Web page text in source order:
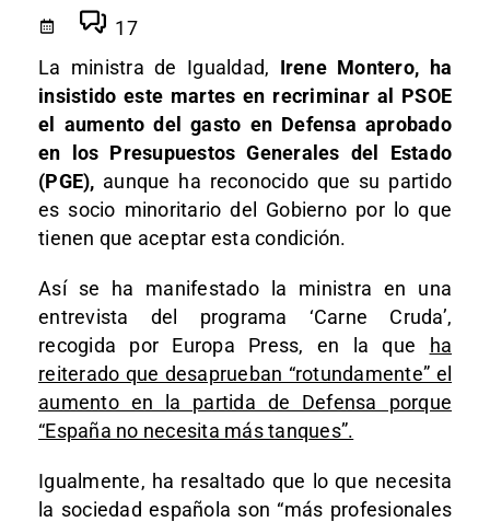
17
La ministra de Igualdad, Irene Montero, ha
insistido este martes en recriminar al PSOE
el aumento del gasto en Defensa aprobado
en los Presupuestos Generales del Estado
(PGE), aunque ha reconocido que su partido
es socio minoritario del Gobierno por lo que
tienen que aceptar esta condición.
Así se ha manifestado la ministra en una
entrevista del programa ‘Carne Cruda’,
recogida por Europa Press, en la que ha
reiterado que desaprueban “rotundamente” el
aumento en la partida de Defensa porque
“España no necesita más tanques”.
Igualmente, ha resaltado que lo que necesita
la sociedad española son “más profesionales